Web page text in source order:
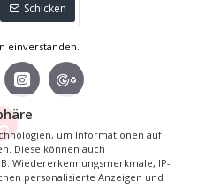
Schicken
einverstanden.
um Informationen auf
Diese können auch
Wiedererkennungsmerkmale, IP-
personalisierte Anzeigen und